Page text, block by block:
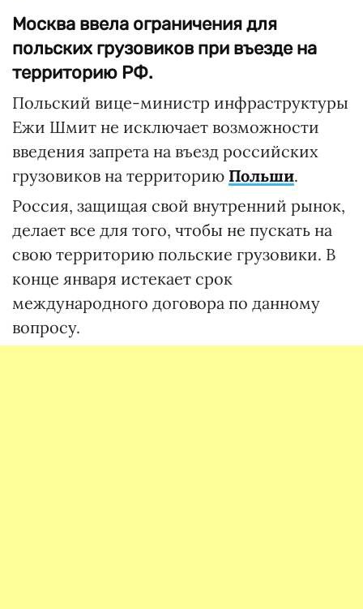
Москва ввела ограничения для
польских грузовиков при въезде на
территорию РФ.
Польский вице-министр инфраструктуры
Ежи Шмит не исключает возможности
введения запрета на въезд российских
грузовиков на территорию Польши.
Россия, защищая свой внутренний рынок,
делает все для того, чтобы не пускать на
свою территорию польские грузовики. В
конце января истекает срок
международного договора по данному
вопросу.